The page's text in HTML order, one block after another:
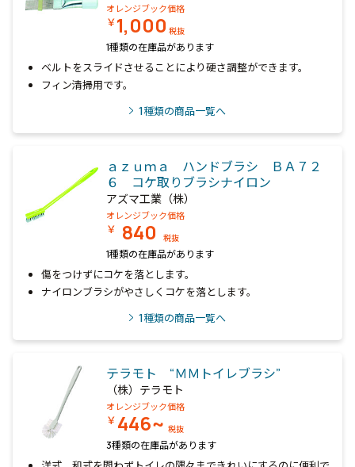
オレンジブック価格
￥1,000 税抜
1種類の在庫品があります
ベルトをスライドさせることにより硬さ調整ができます。
フィン清掃用です。
1種類の商品一覧へ
ａｚｕｍａ ハンドブラシ ＢＡ７２
６ コケ取りブラシナイロン
アズマ工業（株）
オレンジブック価格
￥ 840 税抜
1種類の在庫品があります
傷をつけずにコケを落とします。
ナイロンブラシがやさしくコケを落とします。
1種類の商品一覧へ
テラモト “ＭＭトイレブラシ”
（株）テラモト
オレンジブック価格
￥ 446~ 税抜
3種類の在庫品があります